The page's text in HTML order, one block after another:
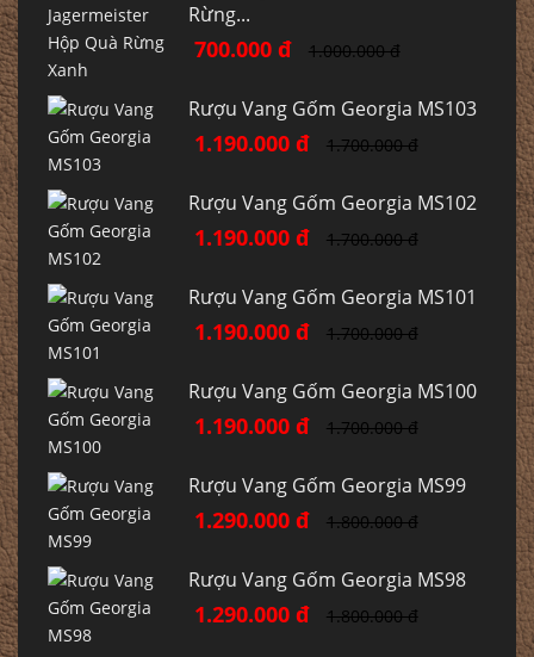
Rừng...
700.000 đ 1.000.000 đ
Rượu Vang Gốm Georgia MS103
1.190.000 đ 1.700.000 đ
Rượu Vang Gốm Georgia MS102
1.190.000 đ 1.700.000 đ
Rượu Vang Gốm Georgia MS101
1.190.000 đ 1.700.000 đ
Rượu Vang Gốm Georgia MS100
1.190.000 đ 1.700.000 đ
Rượu Vang Gốm Georgia MS99
1.290.000 đ 1.800.000 đ
Rượu Vang Gốm Georgia MS98
1.290.000 đ 1.800.000 đ